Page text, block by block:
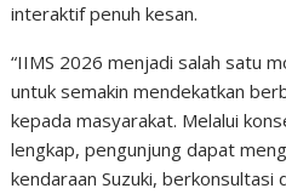
interaktif penuh kesan.
“IIMS 2026 menjadi salah satu
untuk semakin mendekatkan
kepada masyarakat. Melalui
lengkap, pengunjung dapat
kendaraan Suzuki,